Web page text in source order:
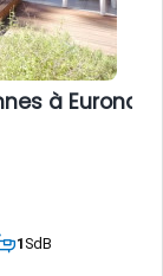
à Euronat
1SdB